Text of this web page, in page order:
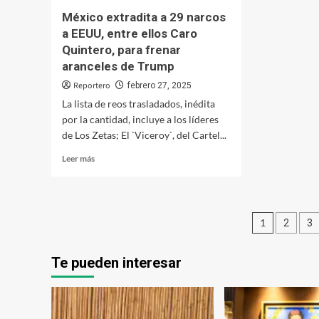
vial
en
la
primaria
México extradita a 29 narcos
a EEUU, entre ellos Caro
Quintero, para frenar
aranceles de Trump
Reportero febrero 27, 2025
La lista de reos trasladados, inédita
por la cantidad, incluye a los líderes
de Los Zetas; El `Viceroy`, del Cartel...
Leer másLeer
a
entre
ellos
1 2 3
Te pueden interesar